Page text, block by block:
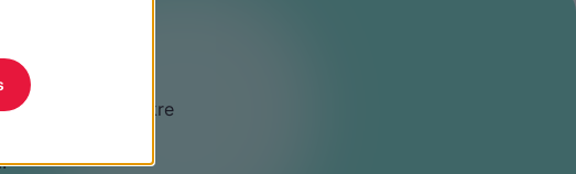
til formål at sikre
og unge med